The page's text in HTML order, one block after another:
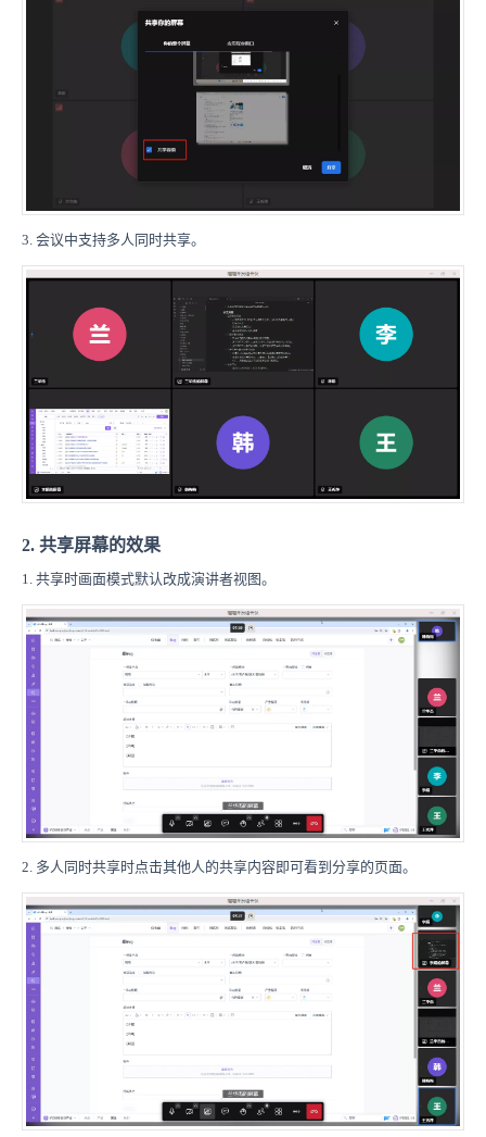
3. 会议中支持多人同时共享。
2. 共享屏幕的效果
1. 共享时画面模式默认改成演讲者视图。
2. 多人同时共享时点击其他人的共享内容即可看到分享的页面。